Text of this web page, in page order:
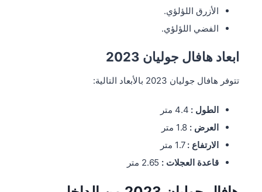
الأزرق اللؤلؤي.
الفضي اللؤلؤي.
ابعاد هافال جوليان 2023
تتوفر هافال جوليان 2023 بالأبعاد التالية:
الطول : 4.4 متر
العرض :
الارتفاع :1.7 متر
قاعدة العجلات :